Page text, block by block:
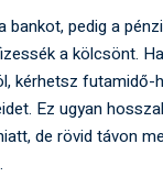
bankot, pedig a
a kölcsönt.
kérhetsz futamidő-
Ez ugyan
de rövid távon